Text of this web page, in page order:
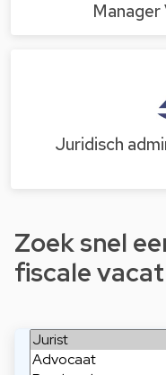
Juridisch
Zoek snel
fiscale